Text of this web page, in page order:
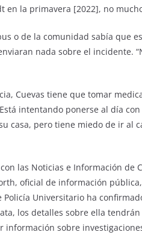
en la primavera [2022], no
o de la comunidad sabía que
nada sobre el incidente.
Cuevas tiene que tomar
intentando ponerse al día
casa, pero tiene miedo de ir al
las Noticias e Información de
oficial de información
Policía Universitario ha
los detalles sobre ella
sobre